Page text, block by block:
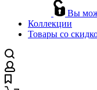
Вы
Коллекции
Товары со